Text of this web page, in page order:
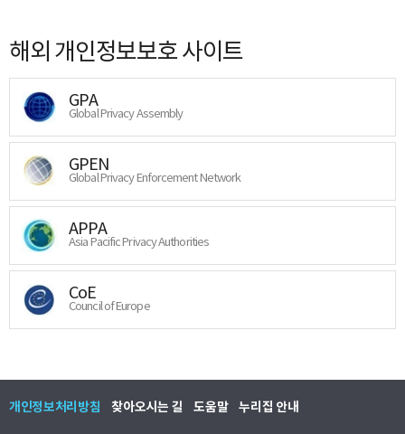
해외 개인정보보호 사이트
GPA
Global Privacy Assembly
GPEN
Global Privacy Enforcement Network
APPA
Asia Pacific Privacy Authorities
CoE
Council of Europe
개인정보처리방침 찾아오시는 길 도움말 누리집 안내